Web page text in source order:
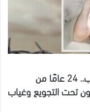
مكتب إعلام الأسرى: فتحي الخطيب.. 24 عامًا من
تحت التجويع وغياب